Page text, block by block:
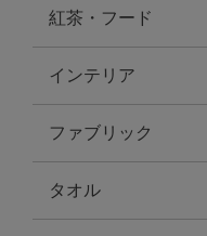
トラベルグッズ
ランチ
バッグ
キッチン・ダイニング
紅茶・フード
インテリア
ファブリック
タオル